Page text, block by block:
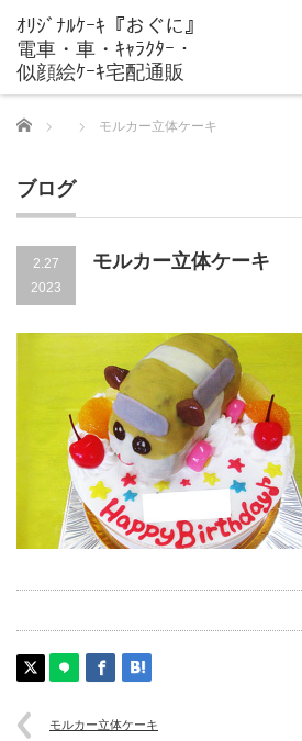
Home モルカー立体ケーキ
ブログ
2.27
2023
モルカー立体ケーキ
モルカー立体ケーキ